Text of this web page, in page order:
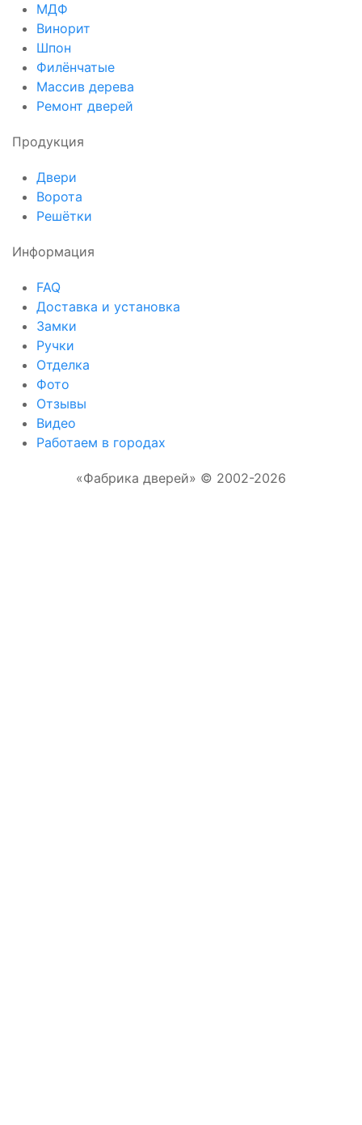
МДФ
Винорит
Шпон
Филёнчатые
Массив дерева
Ремонт дверей
Продукция
Двери
Ворота
Решётки
Информация
FAQ
Доставка и установка
Замки
Ручки
Отделка
Фото
Отзывы
Видео
Работаем в городах
«Фабрика дверей» © 2002-2026